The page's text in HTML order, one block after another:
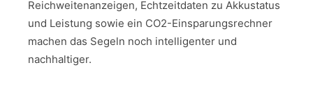
Reichweitenanzeigen, Echtzeitdaten zu Akkustatus
und Leistung sowie ein CO2-Einsparungsrechner
machen das Segeln noch intelligenter und
nachhaltiger.